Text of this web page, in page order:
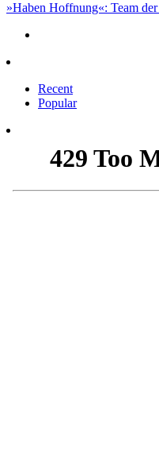
»Haben Hoffnung«: Team
Recent
Popular